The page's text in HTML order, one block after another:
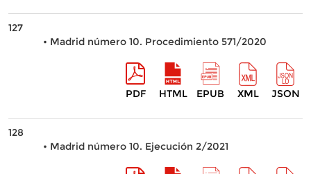
127
• Madrid número 10. Procedimiento 571/2020
PDF HTML EPUB XML JSON
128
• Madrid número 10. Ejecución 2/2021